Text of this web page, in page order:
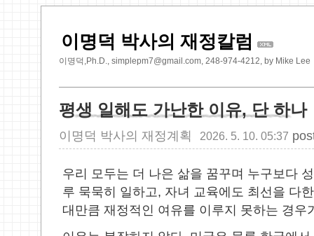
이명덕 박사의 재정칼럼
이명덕,Ph.D., simplepm7@gmail.com, 248-974-4212, by Mike Lee
평생 일해도 가난한 이유, 단 하나
이명덕 박사의 재정계획 2026. 5. 10. 05:37
우리 모두는 더 나은 삶을 꿈꾸며 누구보다
루 묵묵히 일하고, 자녀 교육에도 최선을 다
대만큼 재정적인 여유를 이루지 못하는 경우